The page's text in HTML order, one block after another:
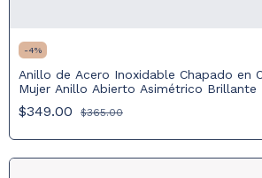
-4%
Anillo de Acero Inoxidable Chapado en
Mujer Anillo Abierto Asimétrico Brillante
$349.00 $365.00